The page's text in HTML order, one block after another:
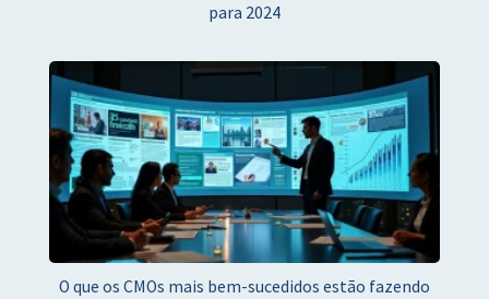
para 2024
O que os CMOs mais bem-sucedidos estão fazendo